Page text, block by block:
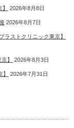
2026年8月8日
2026年8月7日
ストクリニック東京】
】 2026年8月3日
2026年7月31日